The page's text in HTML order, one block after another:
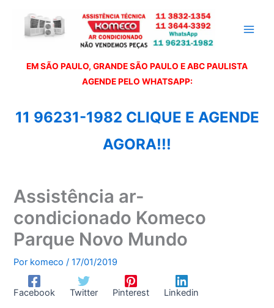
EM SÃO PAULO, GRANDE SÃO PAULO E ABC PAULISTA
AGENDE PELO WHATSAPP:
11 96231-1982 CLIQUE E AGENDE
AGORA!!!
Assistência ar-
condicionado Komeco
Parque Novo Mundo
Por komeco/17/01/2019
Facebook Twitter Pinterest Linkedin